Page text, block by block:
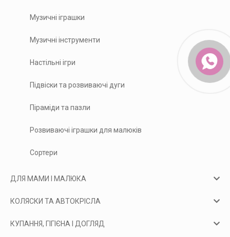
Музичні іграшки
Музичні інструменти
Настільні ігри
Підвіски та розвиваючі дуги
Піраміди та пазли
Розвиваючі іграшки для малюків
Сортери
ДЛЯ МАМИ І МАЛЮКА
КОЛЯСКИ ТА АВТОКРІСЛА
КУПАННЯ, ГІГІЄНА І ДОГЛЯД